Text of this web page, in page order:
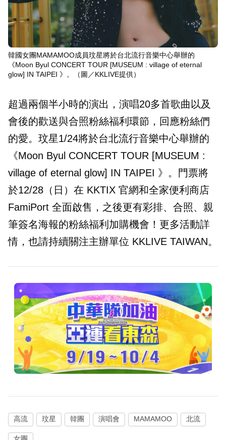
韓國女團MAMAMOO成員玟星將於台北流行音樂中心舉辦的
《Moon Byul CONCERT TOUR [MUSEUM : village of eternal
glow] IN TAIPEI 》。（圖／KKLIVE提供）
超過兩個半小時的演出，演唱20多首歌曲以及
會後的歡送與合照粉絲福利環節，回應粉絲們
的愛。玟星1/24將於台北流行音樂中心舉辦的
《Moon Byul CONCERT TOUR [MUSEUM :
village of eternal glow] IN TAIPEI 》。門票將
於12/28（日）在 KKTIX 官網和全家便利商店
FamiPort 全面啟售，之後更有彩排、合照、親
筆簽名海報的粉絲福利加購機會！更多活動詳
情，也請持續關注主辦單位 KKLIVE TAIWAN。
高流 玟星 韓團 演唱會 MAMAMOO 北流